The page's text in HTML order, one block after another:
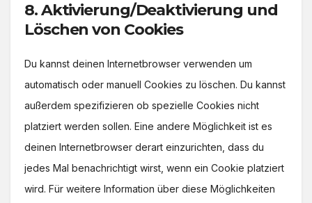
8. Aktivierung/Deaktivierung und
Löschen von Cookies
Du kannst deinen Internetbrowser verwenden um
automatisch oder manuell Cookies zu löschen. Du kannst
außerdem spezifizieren ob spezielle Cookies nicht
platziert werden sollen. Eine andere Möglichkeit ist es
deinen Internetbrowser derart einzurichten, dass du
jedes Mal benachrichtigt wirst, wenn ein Cookie platziert
wird. Für weitere Information über diese Möglichkeiten